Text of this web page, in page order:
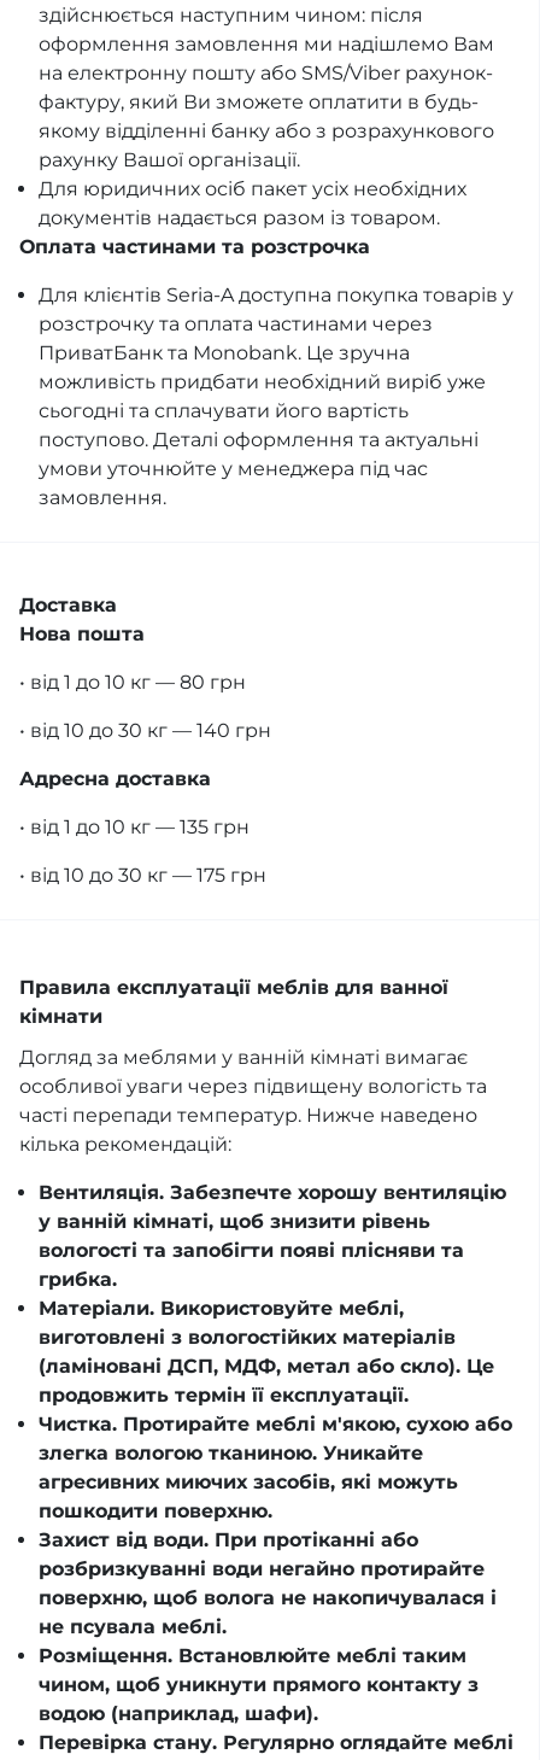
здійснюється наступним чином: після
оформлення замовлення ми надішлемо Вам
на електронну пошту або SMS/Viber рахунок-
фактуру, який Ви зможете оплатити в будь-
якому відділенні банку або з розрахункового
рахунку Вашої організації.
Для юридичних осіб пакет усіх необхідних
документів надається разом із товаром.
Оплата частинами та розстрочка
Для клієнтів Seria-A доступна покупка товарів у
розстрочку та оплата частинами через
ПриватБанк та Monobank. Це зручна
можливість придбати необхідний виріб уже
сьогодні та сплачувати його вартість
поступово. Деталі оформлення та актуальні
умови уточнюйте у менеджера під час
замовлення.
Доставка
Нова пошта
• від 1 до 10 кг — 80 грн
• від 10 до 30 кг — 140 грн
Адресна доставка
• від 1 до 10 кг — 135 грн
• від 10 до 30 кг — 175 грн
Правила експлуатації меблів для ванної
кімнати
Догляд за меблями у ванній кімнаті вимагає
особливої уваги через підвищену вологість та
часті перепади температур. Нижче наведено
кілька рекомендацій:
Вентиляція. Забезпечте хорошу вентиляцію
у ванній кімнаті, щоб знизити рівень
вологості та запобігти появі плісняви та
грибка.
Матеріали. Використовуйте меблі,
виготовлені з вологостійких матеріалів
(ламіновані ДСП, МДФ, метал або скло). Це
продовжить термін її експлуатації.
Чистка. Протирайте меблі м'якою, сухою або
злегка вологою тканиною. Уникайте
агресивних миючих засобів, які можуть
пошкодити поверхню.
Захист від води. При протіканні або
розбризкуванні води негайно протирайте
поверхню, щоб волога не накопичувалася і
не псувала меблі.
Розміщення. Встановлюйте меблі таким
чином, щоб уникнути прямого контакту з
водою (наприклад, шафи).
Перевірка стану. Регулярно оглядайте меблі